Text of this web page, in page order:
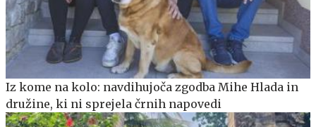
Iz kome na kolo: navdihujoča zgodba Mihe Hlada in
družine, ki ni sprejela črnih napovedi